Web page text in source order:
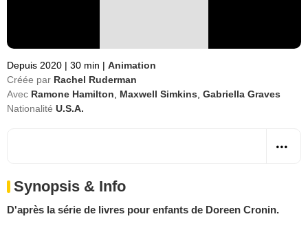
Depuis 2020 | 30 min | Animation
Créée par Rachel Ruderman
Avec Ramone Hamilton Maxwell Simkins Gabriella Graves
Nationalité U.S.A.
Synopsis & Info
D'après la série de livres pour enfants de Doreen Cronin.